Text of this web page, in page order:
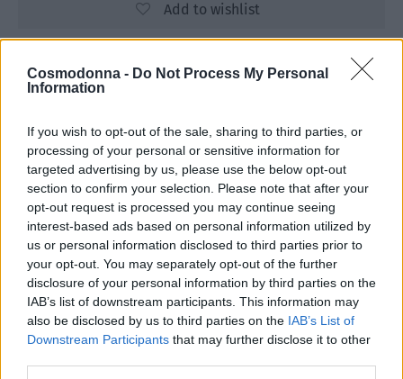
Cosmodonna - Do Not Process My Personal
Information
If you wish to opt-out of the sale, sharing to third parties, or
processing of your personal or sensitive information for
targeted advertising by us, please use the below opt-out
section to confirm your selection. Please note that after your
opt-out request is processed you may continue seeing
interest-based ads based on personal information utilized by
us or personal information disclosed to third parties prior to
your opt-out. You may separately opt-out of the further
disclosure of your personal information by third parties on the
IAB’s list of downstream participants. This information may
also be disclosed by us to third parties on the IAB’s List of
Downstream Participants that may further disclose it to other
Add to wishlist
Κωδικός προϊόντος: Μ/Δ
ΓΕΝΙΚΑ ΑΝΑΛΩΣΙΜΑ, ΕΙΔΗ ΚΟΜΜΩΤΗΡΙΟΥ, ΕΤΑΙΡΕΙΕΣ
Share
Περιγραφή
Επιπλέον πληροφορίες